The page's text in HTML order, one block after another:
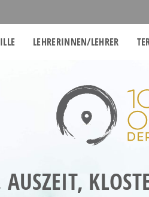
LEHRERINNEN/LEHRER